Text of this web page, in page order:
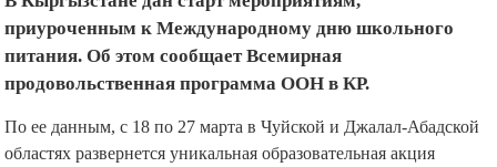
приуроченным к Международному дню школьного
питания. Об этом сообщает Всемирная
продовольственная программа ООН в КР.
По ее данным, с 18 по 27 марта в Чуйской и Джалал-Абадской
областях развернется уникальная образовательная акция